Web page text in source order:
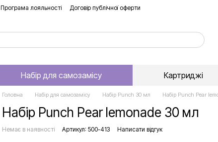
Програма лояльності Договір публічної оферти
Набір для самозамісу Картриджі
Головна Набір для самозамісу Набір Punch 30 мл Набір Punch Pear
Набір Punch Pear lemonade 30 мл
Немає в наявності Артикул: 500-413 Написати відгук